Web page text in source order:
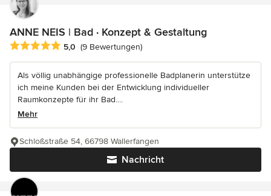
ANNE NEIS | Bad · Konzept & Gestaltung
Durchschnittliche Bewertung: 5 von 5 Sternen
5,0 (9 Bewertungen)
Als völlig unabhängige professionelle Badplanerin unterstütze
ich meine Kunden bei der Entwicklung individueller
Raumkonzepte für ihr Bad....
Mehr
Nachricht
Schloßstraße 54, 66798 Wallerfangen